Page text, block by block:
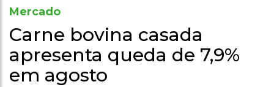
Mercado
Carne bovina casada
apresenta queda de 7,9%
em agosto